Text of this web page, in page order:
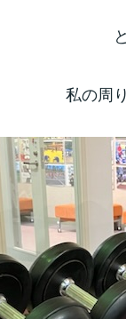
私の周